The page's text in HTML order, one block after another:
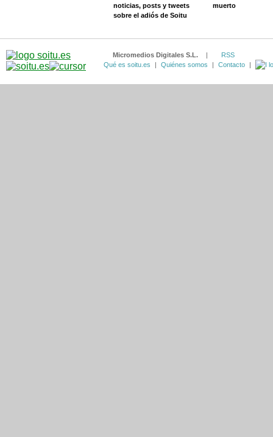
noticias, posts y tweets
sobre el adiós de Soitu
muerto
Micromedios Digitales S.L.
RSS
Qué es soitu.es
Quiénes somos Contacto